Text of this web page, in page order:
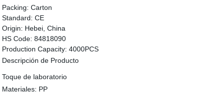
Packing: Carton
Standard: CE
Origin: Hebei, China
HS Code: 84818090
Production Capacity: 4000PCS
Descripción de Producto
Toque de laboratorio
Materiales: PP